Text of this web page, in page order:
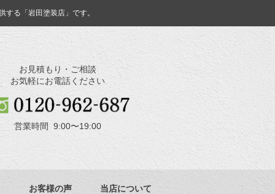
する「岩田塗装店」です。
お見積もり・ご相談
お気軽にお電話ください
営業時間 9:00〜19:00
お客様の声 当店について